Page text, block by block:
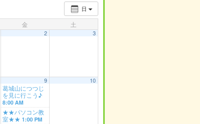
日
金 土
2 3
9
葛城山につつじ
を見に行こう♪
8:00 AM
★★パソコン教
室★★ 1:00 PM
10